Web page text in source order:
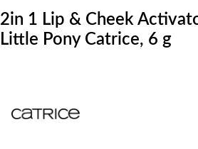
2in 1 Lip & Cheek
Little Pony Catrice, 6 g